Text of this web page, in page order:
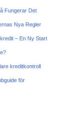
Fungerar Det
Nya Regler
– En Ny Start
kreditkontroll
för